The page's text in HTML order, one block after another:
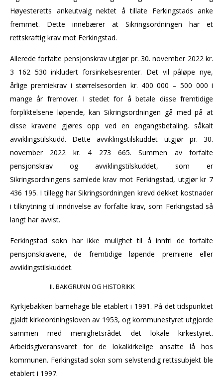
Høyesteretts ankeutvalg nektet å tillate Ferkingstads anke
fremmet. Dette innebærer at Sikringsordningen har et
rettskraftig krav mot Ferkingstad.
Allerede forfalte pensjonskrav utgjør pr. 30. november 2022 kr.
3 162 530 inkludert forsinkelsesrenter. Det vil påløpe nye,
årlige premiekrav i størrelsesorden kr. 400 000 – 500 000 i
mange år fremover. I stedet for å betale disse fremtidige
forpliktelsene løpende, kan Sikringsordningen gå med på at
disse kravene gjøres opp ved en engangsbetaling, såkalt
avviklingstilskudd. Dette avviklingstilskuddet utgjør pr. 30.
november 2022 kr. 4 273 665. Summen av forfalte
pensjonskrav og avviklingstilskuddet, som er
Sikringsordningens samlede krav mot Ferkingstad, utgjør kr 7
436 195. I tillegg har Sikringsordningen krevd dekket kostnader
i tilknytning til inndrivelse av forfalte krav, som Ferkingstad så
langt har avvist.
Ferkingstad sokn har ikke mulighet til å innfri de forfalte
pensjonskravene, de fremtidige løpende premiene eller
avviklingstilskuddet.
BAKGRUNN OG HISTORIKK
Kyrkjebakken barnehage ble etablert i 1991. På det tidspunktet
gjaldt kirkeordningsloven av 1953, og kommunestyret utgjorde
sammen med menighetsrådet det lokale kirkestyret.
Arbeidsgiveransvaret for de lokalkirkelige ansatte lå hos
kommunen. Ferkingstad sokn som selvstendig rettssubjekt ble
etablert i 1997.